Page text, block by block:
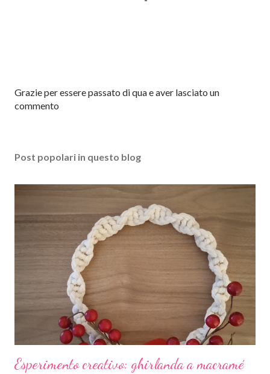
P
o
u
c
m
Grazie per essere passato di qua e aver lasciato un
commento
Post popolari in questo blog
Esperimento creativo: ghirlanda a macramé